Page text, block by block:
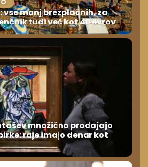
vse manj brezplačnih, za
tudi več kot 40 evrov
množično prodajajo
raje imajo denar kot